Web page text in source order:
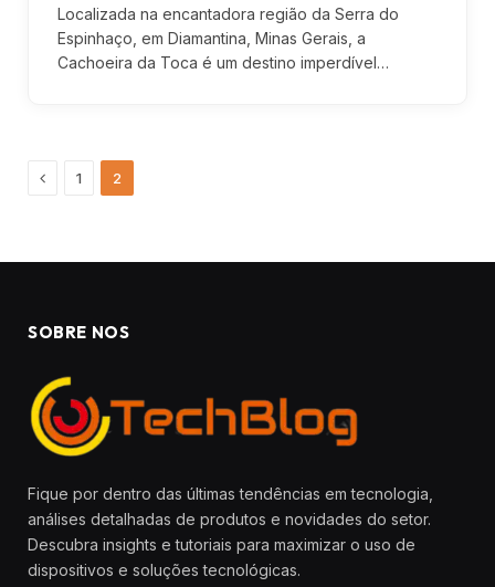
Localizada na encantadora região da Serra do
Espinhaço, em Diamantina, Minas Gerais, a
Cachoeira da Toca é um destino imperdível…
Previous
1 2
SOBRE NOS
Fique por dentro das últimas tendências em tecnologia,
análises detalhadas de produtos e novidades do setor.
Descubra insights e tutoriais para maximizar o uso de
dispositivos e soluções tecnológicas.